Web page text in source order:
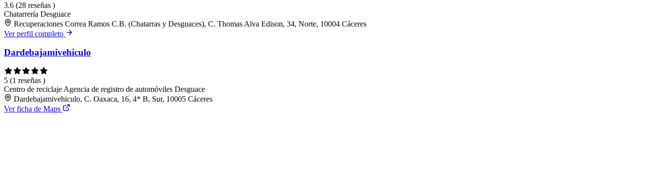
3.6 (28 reseñas )
Chatarrería Desguace
Recuperaciones Correa Ramos C.B. (Chatarras y Desguaces), C. Thomas Alva Edison, 34, Norte, 10004 Cáceres
Ver perfil completo
Dardebajamivehiculo
5 (1 reseñas )
Centro de reciclaje Agencia de registro de automóviles Desguace
Dardebajamivehiculo, C. Oaxaca, 16, 4* B, Sur, 10005 Cáceres
Ver ficha de Maps